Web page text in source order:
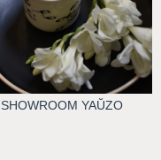
SHOWROOM YAŬZO